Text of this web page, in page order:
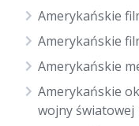
Amerykańskie
Amerykańskie
Amerykańskie
Amerykańskie
wojny światowej